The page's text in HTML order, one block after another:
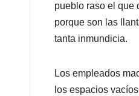
pueblo raso el que
porque son las
tanta inmundicia.
Los empleados
los espacios